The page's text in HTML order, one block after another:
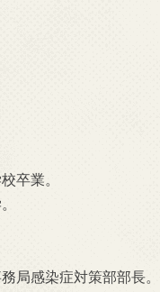
卒業。
局感染症対策部部長。